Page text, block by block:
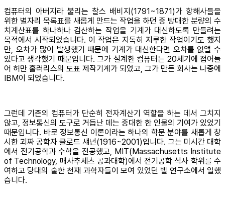
컴퓨터의 아버지라 불리는 찰스 배비지(1791~1871)가 항해사들을
위한 별자리 목록표를 새롭게 만드는 작업을 하던 중 방대한 분량의 수
치계산표를 하나하나 검산하는 작업을 기계가 대신하도록 만들려는
목적에서 시작되었습니다. 이 작업은 지독히 지루한 작업이기도 했지
만, 오차가 많이 발생했기 때문에 기계가 대신한다면 오차를 없앨 수
있다고 생각했기 때문입니다. 그가 설계한 컴퓨터는 20세기에 접어들
어 허만 홀러리스의 도표 제작기계가 되었고, 그가 만든 회사는 나중에
IBM이 되었습니다.
그런데 기존의 컴퓨터가 단순히 전자계산기 역할을 하는 데서 그치지
않고, 정보통신의 도구로 거듭난 데는 중대한 한 인물의 기여가 있었기
때문입니다. 바로 정보통신 이론이라는 하나의 학문 분야를 새롭게 창
시한 괴짜 공학자 클로드 섀넌(1916~2001)입니다. 그는 미시간 대학
에서 전기공학과 수학을 전공했고, MIT(Massachusetts Institute
of Technology, 매사추세츠 공과대학)에서 전기공학 석사 학위를 수
여하고 당대의 숱한 천재 과학자들이 모여 있었던 벨 연구소에서 일했
습니다.